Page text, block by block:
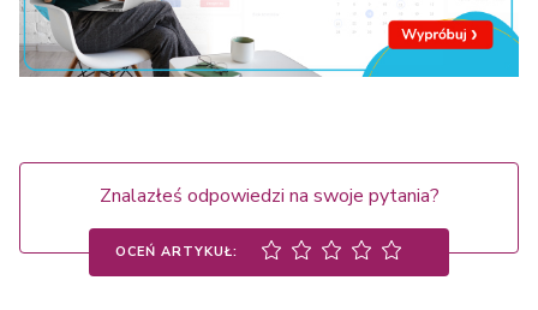
Znalazłeś odpowiedzi na swoje pytania?
OCEŃ ARTYKUŁ: